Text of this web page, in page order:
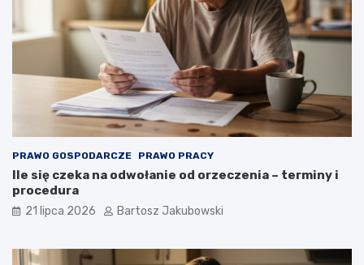
PRAWO GOSPODARCZE PRAWO PRACY
Ile się czeka na odwołanie od orzeczenia – terminy i
procedura
21 lipca 2026 Bartosz Jakubowski